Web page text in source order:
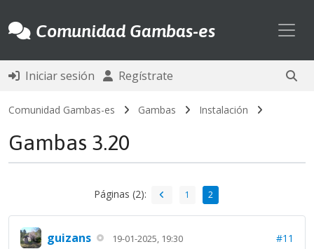
Comunidad Gambas-es
Iniciar sesión Regístrate
Comunidad Gambas-es Gambas Instalación
Gambas 3.20
Páginas (2): 1 2
guizans 19-01-2025, 19:30 #11